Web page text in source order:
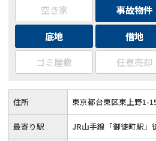
空き家 事故物件
底地
借地
ゴミ屋敷
任意売却
住所 東京都台東区東上野1-
最寄り駅 JR山手線「御徒町駅」